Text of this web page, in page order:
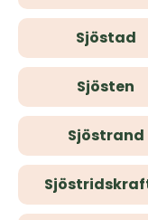
Sjöstad
Sjösten
Sjöstrand